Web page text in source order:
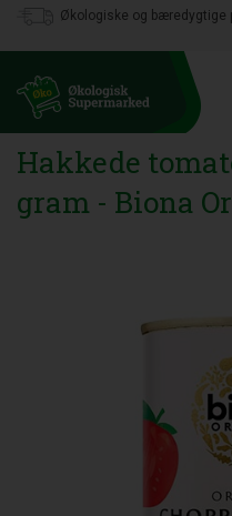
Økologiske og bæredygtige
Hakkede
gram - Biona